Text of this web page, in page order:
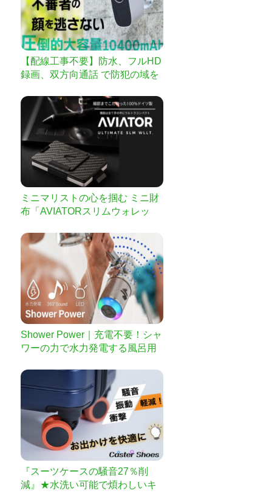
【配線工事不要】防水、フルHD
録画、双方向通話 で防犯の域を
ミニマリストの心を掴む ミニ財
布「AVIATORスリムウォレッ
Shower Power｜充電不要！シャ
ワーの力で水力発電する風呂用
『スーツケースの騒音27％削
減』★水洗い可能で煩わしいキ